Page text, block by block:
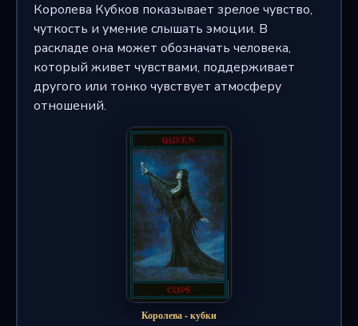
Королева Кубков показывает зрелое чувство,
чуткость и умение слышать эмоции. В
раскладе она может обозначать человека,
который живет чувствами, поддерживает
другого или тонко чувствует атмосферу
отношений.
Королева - кубки